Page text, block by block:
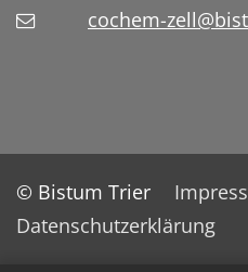
cochem-
© Bistum Trier
Datenschutzerklärung